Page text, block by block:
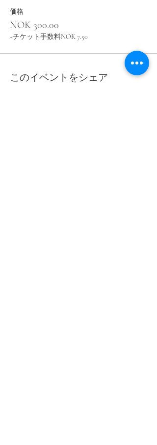
価格
NOK 300.00
+チケット手数料NOK 7.50
このイベントをシェア